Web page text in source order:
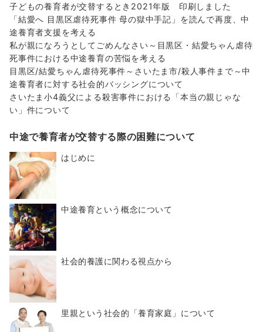
子どもの養育者が交替するとき2021年版 印刷しました
「結愛へ 目黒区虐待死事件 母の獄中手記」を読んで再度、中
途養育者支援を考える
私が親になろうとしてごめんなさい～目黒区・結愛ちゃん虐待
死事件における中途養育の苦悩を考える
目黒区/結愛ちゃん虐待死事件～さいたま市/殺人事件まで～中
途養育者に対する社会的バッシングについて
さいたま小4義父による殺害事件における「本当の親じゃな
い」件について
中途で養育者が交替する際の困難について
はじめに
中途養育という概念について
社会的養護に関わる視点から
里親という社会的「養育家庭」について